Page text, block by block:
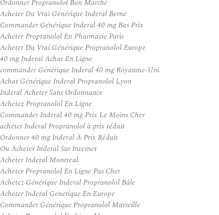
Ordonner Propranolol Bon Marché
Acheter Du Vrai Générique Inderal Berne
Commander Générique Inderal 40 mg Bas Prix
Acheter Propranolol En Pharmacie Paris
Acheter Du Vrai Générique Propranolol Europe
40 mg Inderal Achat En Ligne
commander Générique Inderal 40 mg Royaume-Uni
Achat Générique Inderal Propranolol Lyon
Inderal Acheter Sans Ordonnance
Achetez Propranolol En Ligne
Commander Inderal 40 mg Prix Le Moins Cher
acheter Inderal Propranolol à prix réduit
Ordonner 40 mg Inderal À Prix Réduit
Ou Acheter Inderal Sur Internet
Acheter Inderal Montreal
Acheter Propranolol En Ligne Pas Cher
Achetez Générique Inderal Propranolol Bâle
Acheter Inderal Generique En Europe
Commander Générique Propranolol Marseille